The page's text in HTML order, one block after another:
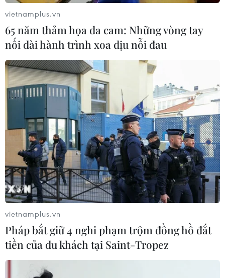
Dịch COVID-19: Đức cảnh báo làn sóng
thứ 4 bắt đầu bùng phát
20/08/2021 00:52
RKI cho biết Đức đã bắt đầu phải đối mặt với làn sóng
lây nhiễm thứ 4 khi tỷ lệ số ca có kết quả xét nghiệm
PCR dương tính trong tuần thứ hai của tháng 8 này đã
tăng từ 4% lên 6%.
vietnamplus.vn
65 năm thảm họa da cam: Những vòng tay
nối dài hành trình xoa dịu nỗi đau
vietnamplus.vn
Pháp bắt giữ 4 nghi phạm trộm đồng hồ đắt
tiền của du khách tại Saint-Tropez